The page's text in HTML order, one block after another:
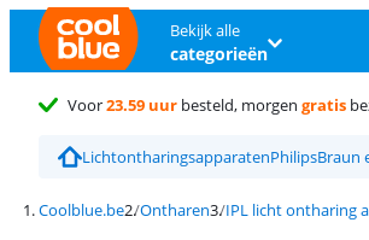
Bekijk alle
categorieën
Voor23.59 uur besteld, morgen gratis
LichtontharingsapparatenPhilipsBraun
Coolblue.be Ontharen IPL licht ontharing